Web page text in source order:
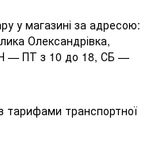
у магазині за адресою:
Олександрівка,
— ПТ з 10 до 18, СБ —
тарифами транспортної